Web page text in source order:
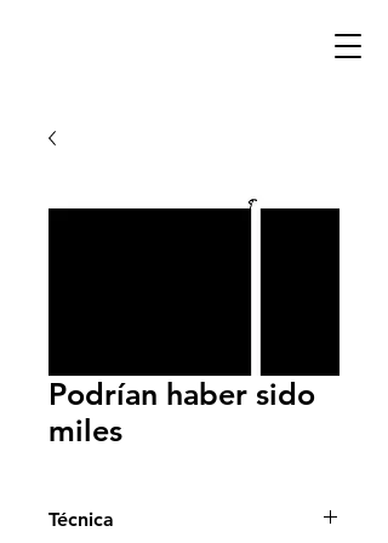
Podrían haber sido
miles
Técnica